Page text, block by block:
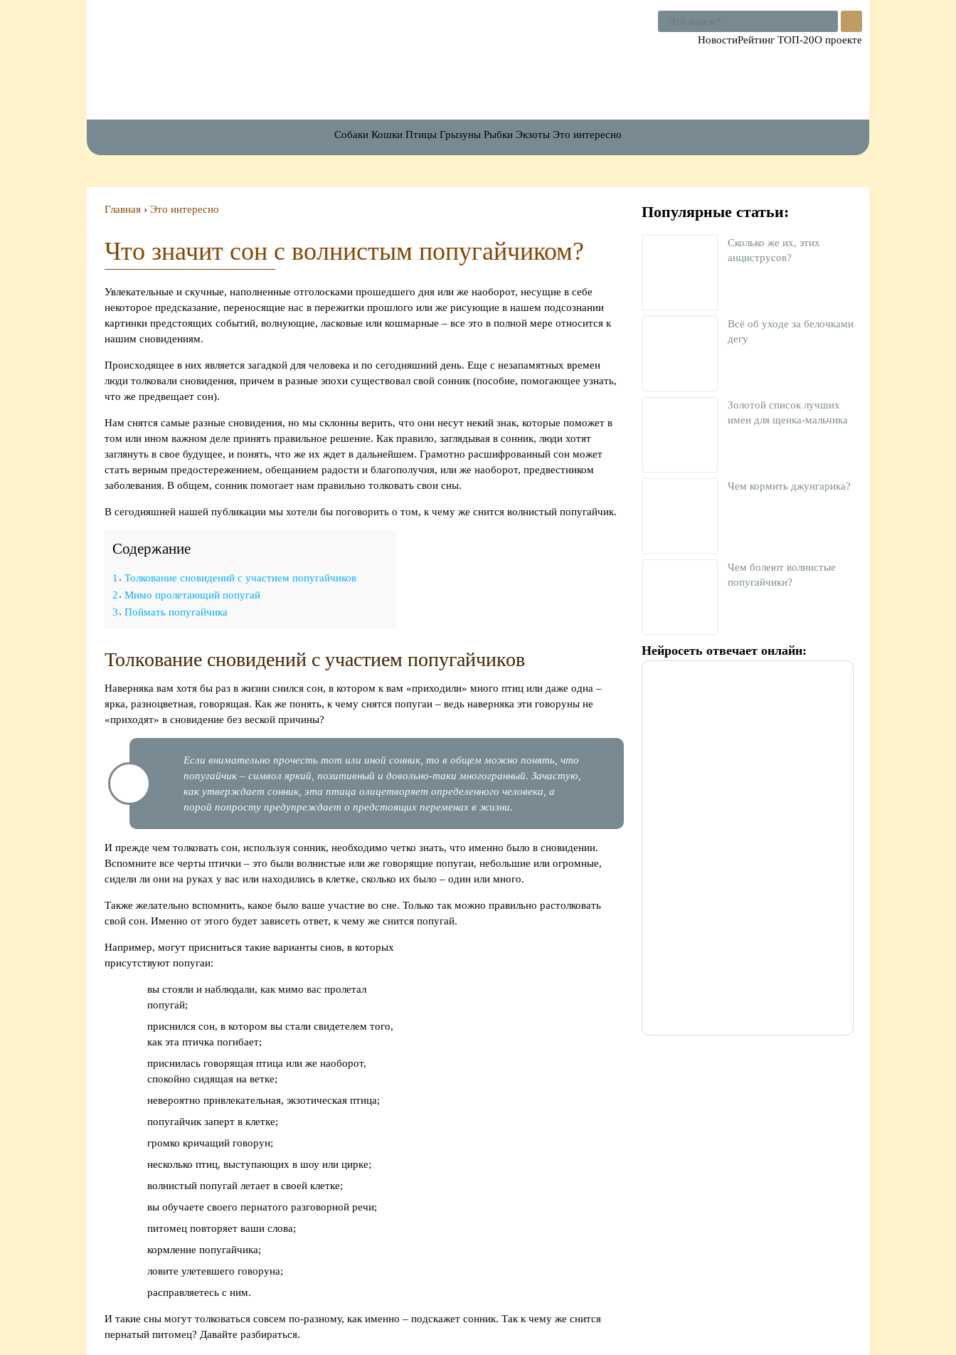
Поиск
по
Собаки Кошки Птицы Грызуны Рыбки Экзоты Это интересно
НовостиРейтинг ТОП-20О проекте
Главная › Это интересно
Что значит сон с волнистым попугайчиком?
Увлекательные и скучные, наполненные отголосками прошедшего дня или же наоборот, несущие в себе
некоторое предсказание, переносящие нас в пережитки прошлого или же рисующие в нашем подсознании
картинки предстоящих событий, волнующие, ласковые или кошмарные – все это в полной мере относится к
нашим сновидениям.
Происходящее в них является загадкой для человека и по сегодняшний день. Еще с незапамятных времен
люди толковали сновидения, причем в разные эпохи существовал свой сонник (пособие, помогающее узнать,
что же предвещает сон).
Нам снятся самые разные сновидения, но мы склонны верить, что они несут некий знак, которые поможет в
том или ином важном деле принять правильное решение. Как правило, заглядывая в сонник, люди хотят
заглянуть в свое будущее, и понять, что же их ждет в дальнейшем. Грамотно расшифрованный сон может
стать верным предостережением, обещанием радости и благополучия, или же наоборот, предвестником
заболевания. В общем, сонник помогает нам правильно толковать свои сны.
В сегодняшней нашей публикации мы хотели бы поговорить о том, к чему же снится волнистый попугайчик.
Содержание
1
Толкование сновидений с участием попугайчиков
2
Мимо пролетающий попугай
3
Поймать попугайчика
Толкование сновидений с участием попугайчиков
Наверняка вам хотя бы раз в жизни снился сон, в котором к вам «приходили» много птиц или даже одна –
ярка, разноцветная, говорящая. Как же понять, к чему снятся попугаи – ведь наверняка эти говоруны не
«приходят» в сновидение без веской причины?
Если внимательно прочесть тот или иной сонник, то в общем можно понять, что
попугайчик – символ яркий, позитивный и довольно-таки многогранный. Зачастую,
как утверждает сонник, эта птица олицетворяет определенного человека, а
порой попросту предупреждает о предстоящих переменах в жизни.
И прежде чем толковать сон, используя сонник, необходимо четко знать, что именно было в сновидении.
Вспомните все черты птички – это были волнистые или же говорящие попугаи, небольшие или огромные,
сидели ли они на руках у вас или находились в клетке, сколько их было – один или много.
Также желательно вспомнить, какое было ваше участие во сне. Только так можно правильно растолковать
свой сон. Именно от этого будет зависеть ответ, к чему же снится попугай.
Например, могут присниться такие варианты снов, в которых
присутствуют попугаи:
вы стояли и наблюдали, как мимо вас пролетал
попугай;
приснился сон, в котором вы стали свидетелем того,
как эта птичка погибает;
приснилась говорящая птица или же наоборот,
спокойно сидящая на ветке;
невероятно привлекательная, экзотическая птица;
попугайчик заперт в клетке;
громко кричащий говорун;
несколько птиц, выступающих в шоу или цирке;
волнистый попугай летает в своей клетке;
вы обучаете своего пернатого разговорной речи;
питомец повторяет ваши слова;
кормление попугайчика;
ловите улетевшего говоруна;
расправляетесь с ним.
И такие сны могут толковаться совсем по-разному, как именно – подскажет сонник. Так к чему же снится
пернатый питомец? Давайте разбираться.
Популярные статьи:
Сколько же их, этих
анциструсов?
Всё об уходе за белочками
дегу
Золотой список лучших
имен для щенка-мальчика
Чем кормить джунгарика?
Чем болеют волнистые
попугайчики?
Нейросеть отвечает онлайн: